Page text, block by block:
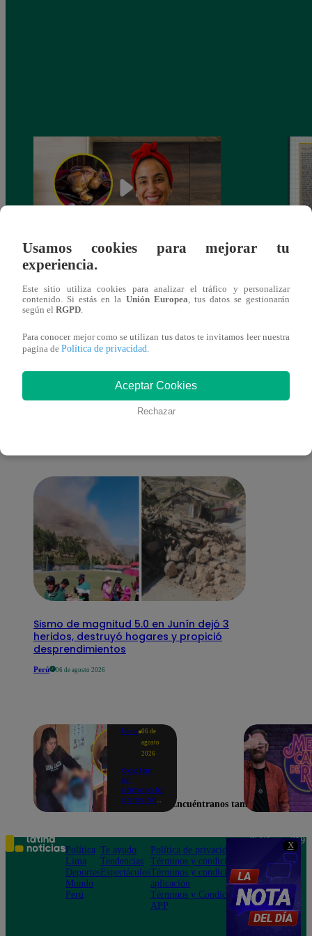
X
¿Por qué Nelly Rossinelli se volvió viral
antes de Navidad?
También te puede
Sismo de magnitud 5.0 en Junín dejó 3
heridos, destruyó hogares y propició
desprendimientos
Perú 06 de agosto 2026
Lima 06 de
agosto
2026
Captan
en
cámara la
agresión
niño con
autismo:
madre
denuncia
maltratos
contínuos
Usamos cookies para mejorar tu
experiencia.
Este sitio utiliza cookies para analizar el tráfico y personalizar
contenido. Si estás en la Unión Europea, tus datos se gestionarán
según el RGPD.
Para conocer mejor como se utilizan tus datos te invitamos leer nuestra
pagina de Política de privacidad.
Aceptar Cookies
Rechazar
Encuéntranos también en
Política
Lima
Deportes
Mundo
Perú
Te ayudo
Tendencias
Espectáculos
Política de privacidad
Términos y condiciones
Términos y condiciones
aplicación
Términos y Condiciones
APP
Teléfono: 219
Av. San
Felipe 968
Jesús María